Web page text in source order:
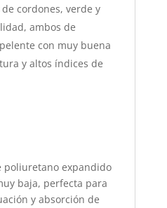
de cordones, verde y
ambos de
con muy buena
y altos índices de
poliuretano expandido
baja, perfecta para
y absorción de